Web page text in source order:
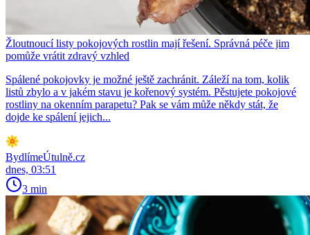
Žloutnoucí listy pokojových rostlin mají řešení. Správná péče jim
pomůže vrátit zdravý vzhled
Spálené pokojovky je možné ještě zachránit. Záleží na tom, kolik
listů zbylo a v jakém stavu je kořenový systém. Pěstujete pokojové
rostliny na okenním parapetu? Pak se vám může někdy stát, že
dojde ke spálení jejich...
BydlímeÚtulně.cz
dnes, 03:51
3 min